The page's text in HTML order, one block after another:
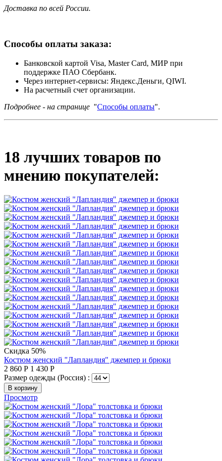
Доставка по всей России.
Способы оплаты заказа:
Банковской картой Visa, Master Card, МИР при
поддержке ПАО Сбербанк.
Через интернет-сервисы: Яндекс.Деньги, QIWI.
На расчетный счет организации.
Подробнее - на странице "Способы оплаты".
18 лучших товаров по
мнению покупателей:
Скидка 50%
Костюм женский "Лапландия" джемпер и брюки
2 860 Р 1 430 Р
Размер одежды (Россия) :
В корзину
Просмотр